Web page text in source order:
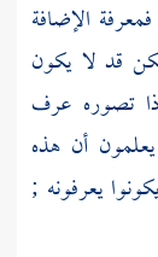
فمعرفة الإضافة
قد لا يكون
تصوره عرف
أن هذه
يعرفونه ;